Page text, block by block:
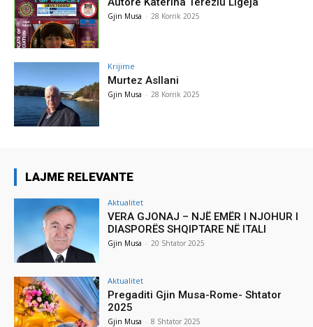
Gjin Musa - 28 Korrik 2025
Krijime
Murtez Asllani
Gjin Musa - 28 Korrik 2025
LAJME RELEVANTE
Aktualitet
VERA GJONAJ – NJË EMËR I NJOHUR I
DIASPORËS SHQIPTARE NË ITALI
Gjin Musa - 20 Shtator 2025
Aktualitet
Pregaditi Gjin Musa-Rome- Shtator
2025
Gjin Musa - 8 Shtator 2025